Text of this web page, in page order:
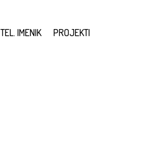
TEL. IMENIK PROJEKTI